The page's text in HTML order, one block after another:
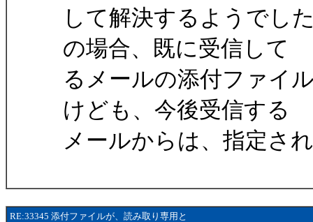
して解決するようでし
の場合、既に受信して
るメールの添付ファイ
けども、今後受信する
メールからは、指定さ
RE:33345 添付ファイルが、読み取り専用と